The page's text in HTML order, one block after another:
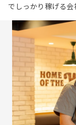
でしっかり稼げる会